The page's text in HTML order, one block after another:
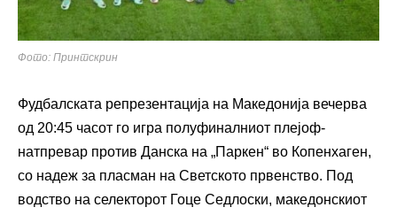
Фото: Принтскрин
Фудбалската репрезентација на Македонија вечерва
од 20:45 часот го игра полуфиналниот плејоф-
натпревар против Данска на „Паркен“ во Копенхаген,
со надеж за пласман на Светското првенство. Под
водство на селекторот Гоце Седлоски, македонскиот